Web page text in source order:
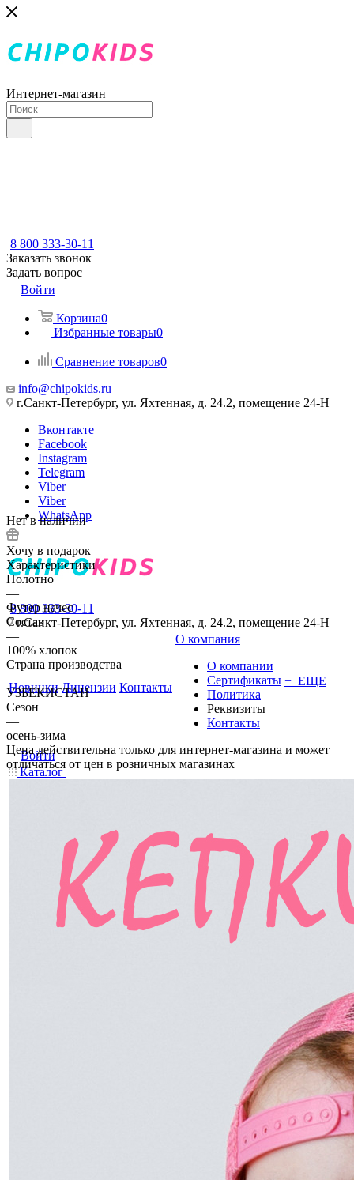
Интернет-магазин
8 800 333-30-11
Заказать звонок
Задать вопрос
Войти
Корзина0
Избранные товары0
Сравнение товаров0
info@chipokids.ru
г.Санкт-Петербург, ул. Яхтенная, д. 24.2, помещение 24-Н
Вконтакте
Facebook
Instagram
Telegram
Viber
Viber
WhatsApp
8 800 333-30-11
г.Санкт-Петербург, ул. Яхтенная, д. 24.2, помещение 24-Н
Новинки Лицензии Контакты
О компания
О компании
Сертификаты
Политика
Реквизиты
Контакты
+ ЕЩЕ
Войти
Каталог
Нет в наличии
Хочу в подарок
Характеристики
Полотно
—
Футер начес
Состав
—
100% хлопок
Страна производства
—
УЗБЕКИСТАН
Сезон
—
осень-зима
Цена действительна только для интернет-магазина и может
отличаться от цен в розничных магазинах